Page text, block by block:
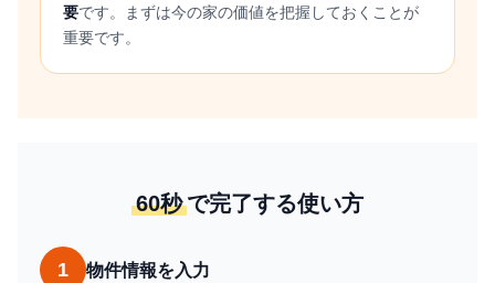
要です。まずは今の家の価値を把握しておくことが
重要です。
60秒 で完了する使い方
1 物件情報を入力